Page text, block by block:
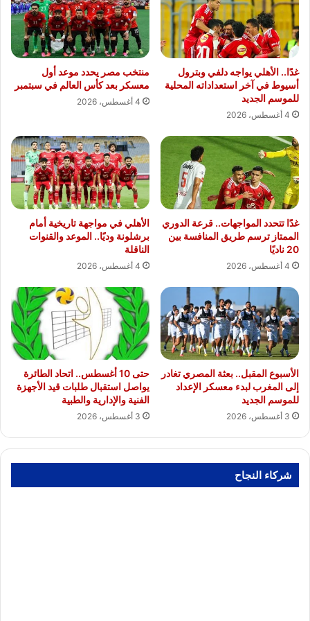
غدًا.. الأهلي يواجه دلفي وبترول
أسيوط في آخر استعداداته المحلية
للموسم الجديد
4 أغسطس، 2026
منتخب مصر يحدد موعد أول
معسكر بعد كأس العالم في سبتمبر
4 أغسطس، 2026
غدًا تتحدد المواجهات.. قرعة الدوري
الممتاز ترسم طريق المنافسة بين
20 ناديًا
4 أغسطس، 2026
الأهلي في مواجهة تاريخية أمام
برشلونة وديًا.. الموعد والقنوات
الناقلة
4 أغسطس، 2026
الأسبوع المقبل.. بعثة المصري تغادر
إلى المغرب لبدء معسكر الإعداد
للموسم الجديد
3 أغسطس، 2026
حتى 10 أغسطس.. اتحاد الطائرة
يواصل استقبال طلبات قيد الأجهزة
الفنية والإدارية والطبية
3 أغسطس، 2026
شركاء النجاح